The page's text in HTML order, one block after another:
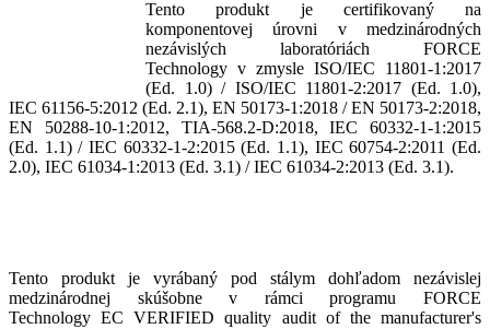
Tento produkt je certifikovaný na
komponentovej úrovni v medzinárodných
nezávislých laboratóriách FORCE
Technology v zmysle ISO/IEC 11801-1:2017
(Ed. 1.0) / ISO/IEC 11801-2:2017 (Ed. 1.0),
IEC 61156-5:2012 (Ed. 2.1), EN 50173-1:2018 / EN 50173-2:2018,
EN 50288-10-1:2012, TIA-568.2-D:2018, IEC 60332-1-1:2015
(Ed. 1.1) / IEC 60332-1-2:2015 (Ed. 1.1), IEC 60754-2:2011 (Ed.
2.0), IEC 61034-1:2013 (Ed. 3.1) / IEC 61034-2:2013 (Ed. 3.1).
Tento produkt je vyrábaný pod stálym dohľadom nezávislej
medzinárodnej skúšobne v rámci programu FORCE
Technology EC VERIFIED quality audit of the manufacturer's